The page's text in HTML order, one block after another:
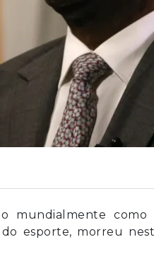
mundialmente
esporte, morreu